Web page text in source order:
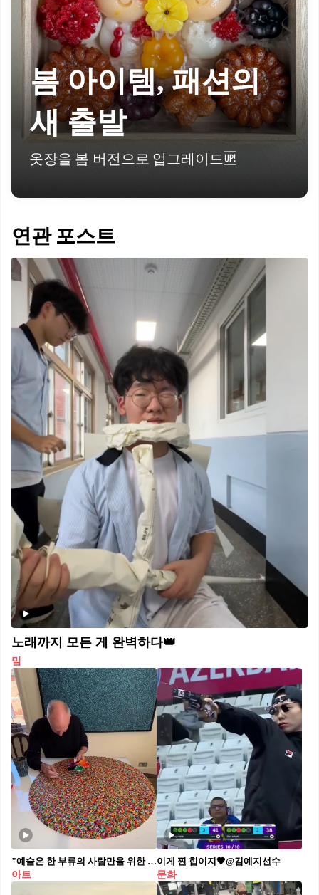
봄 아이템, 패션의
새 출발
옷장을 봄 버전으로 업그레이드🆙
연관 포스트
노래까지 모든 게 완벽하다👑
밈
"예술은 한 부류의 사람만을 위한 것이어서는 안 된다."
아트
이게 찐 힙이지🖤@김예지선수
문화